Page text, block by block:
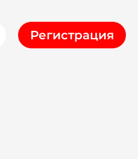
Регистрация